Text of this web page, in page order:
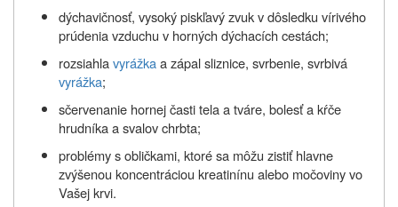
dýchavičnosť, vysoký piskľavý zvuk v dôsledku vírivého
prúdenia vzduchu v horných dýchacích cestách;
rozsiahlavyrážkaa zápal sliznice, svrbenie, svrbivá
vyrážka;
sčervenanie hornej časti tela a tváre, bolesť a kŕče
hrudníka a svalov chrbta;
problémy s obličkami, ktoré sa môžu zistiť hlavne
zvýšenou koncentráciou kreatinínu alebo močoviny vo
Vašej krvi.